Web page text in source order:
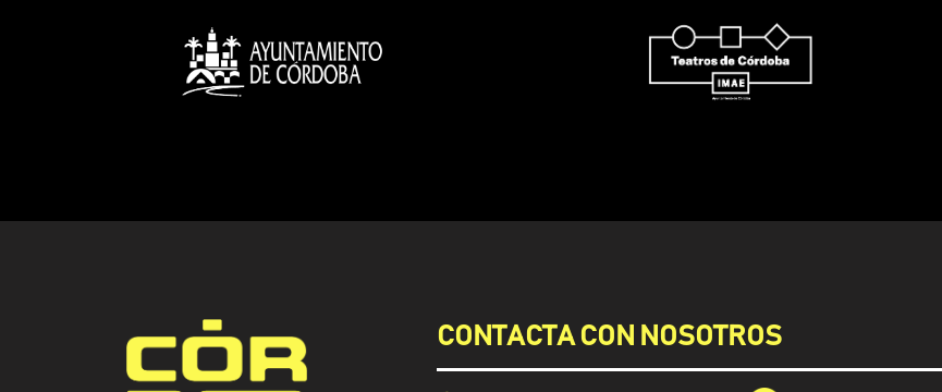
CONTACTA CON NOSOTROS